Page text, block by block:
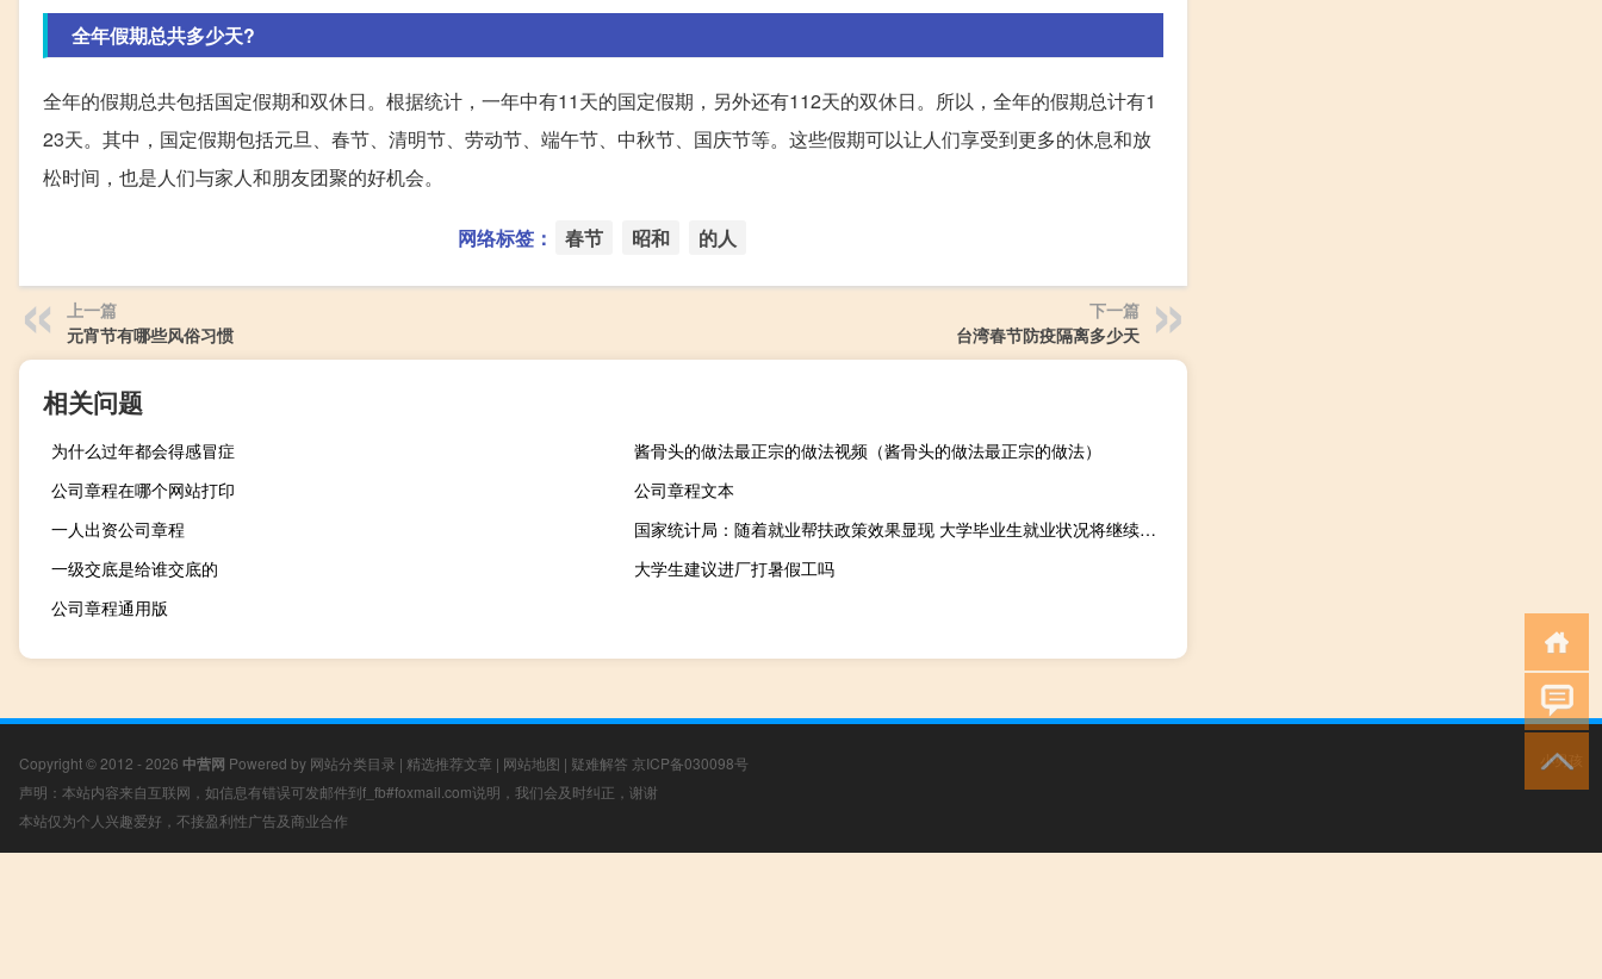
全年假期总共多少天?
全年的假期总共包括国定假期和双休日。根据统计，一年中有11天的国定假期，另外还有112天的双休日。所以，全年的假期总计有1
23天。其中，国定假期包括元旦、春节、清明节、劳动节、端午节、中秋节、国庆节等。这些假期可以让人们享受到更多的休息和放
松时间，也是人们与家人和朋友团聚的好机会。
网络标签： 春节 昭和 的人
上一篇
元宵节有哪些风俗习惯
下一篇
台湾春节防疫隔离多少天
相关问题
为什么过年都会得感冒症
酱骨头的做法最正宗的做法视频（酱骨头的做法最正宗的做法）
公司章程在哪个网站打印
公司章程文本
一人出资公司章程
国家统计局：随着就业帮扶政策效果显现 大学毕业生就业状况将继续改善
一级交底是给谁交底的
大学生建议进厂打暑假工吗
公司章程通用版
Copyright © 2012 - 2026 中营网 Powered by 网站分类目录 | 精选推荐文章 | 网站地图 | 疑难解答 京ICP备030098号
声明：本站内容来自互联网，如信息有错误可发邮件到f_fb#foxmail.com说明，我们会及时纠正，谢谢
本站仅为个人兴趣爱好，不接盈利性广告及商业合作
小男孩